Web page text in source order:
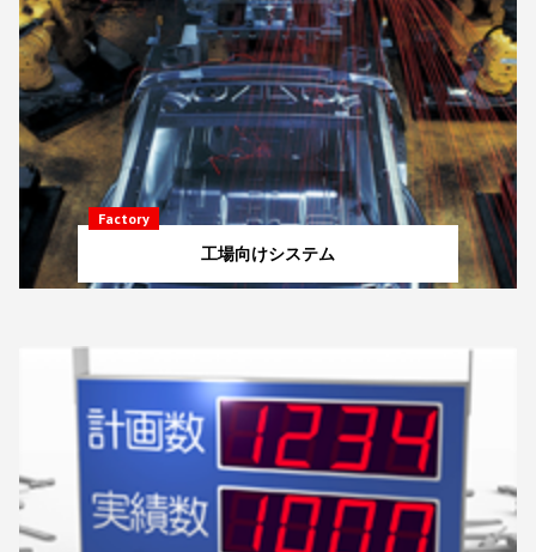
Factory
工場向けシステム